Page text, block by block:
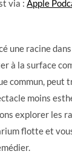
via :Apple
une racine
à la surface
commun,
moins
explorer les
flotte et